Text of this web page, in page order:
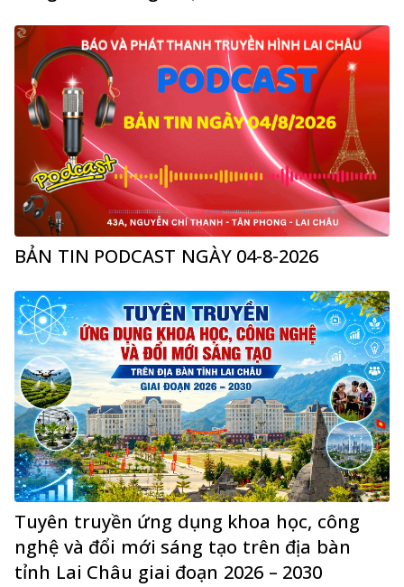
BẢN TIN PODCAST NGÀY 04-8-2026
Tuyên truyền ứng dụng khoa học, công
nghệ và đổi mới sáng tạo trên địa bàn
tỉnh Lai Châu giai đoạn 2026 – 2030